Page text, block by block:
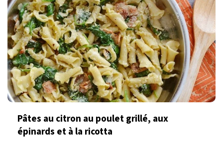
Pâtes au citron au poulet grillé, aux
épinards et à la ricotta